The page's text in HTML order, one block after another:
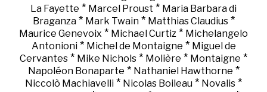
La Fayette * Marcel Proust * Maria Barbara di
Braganza* Mark Twain* Matthias Claudius*
Maurice Genevoix * Michael Curtiz * Michelangelo
Antonioni* Michel de Montaigne * Miguel de
Cervantes * Mike Nichols * Molière * Montaigne *
Napoléon Bonaparte * Nathaniel Hawthorne *
Niccolò Machiavelli * Nicolas Boileau * Novalis *